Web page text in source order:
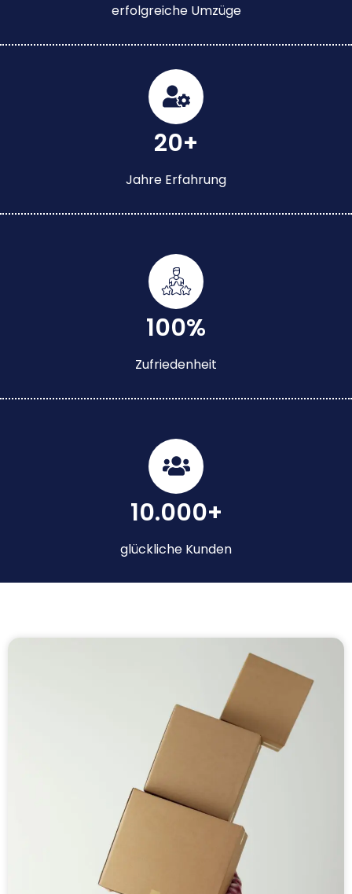
erfolgreiche Umzüge
20+
Jahre Erfahrung
100%
Zufriedenheit
10.000+
glückliche Kunden